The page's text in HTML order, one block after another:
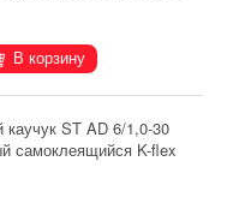
В корзину
ST AD 6/1,0-30
самоклеящийся K-flex